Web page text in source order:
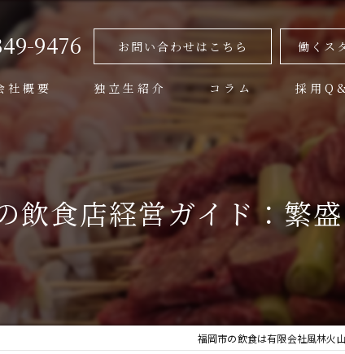
9476 お問い合わせはこちら 働くス
社概要
業案内
独立生紹介 コラム 採用
飲食店経営ガイド：繁
福岡市の飲食は有限会社風林火山